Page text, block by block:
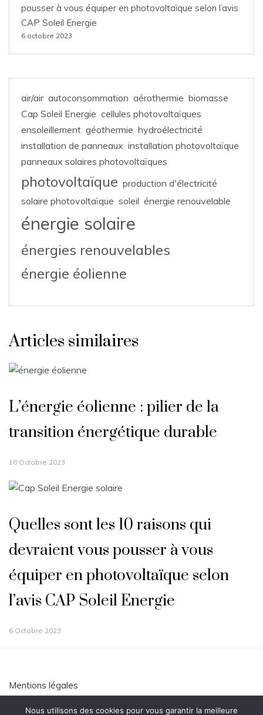
pousser à vous équiper en photovoltaïque selon l’avis
CAP Soleil Energie
6 octobre 2023
air/air autoconsommation aérothermie biomasse
Cap Soleil Energie cellules photovoltaïques
ensoleillement géothermie hydroélectricité
installation de panneaux installation photovoltaïque
panneaux solaires photovoltaïques
photovoltaïque production d'électricité
solaire photovoltaïque soleil énergie renouvelable
énergie solaire
énergies renouvelables
énergie éolienne
Articles similaires
L’énergie éolienne : pilier de la
transition énergétique durable
18 Octobre 2023
Quelles sont les 10 raisons qui
devraient vous pousser à vous
équiper en photovoltaïque selon
l’avis CAP Soleil Energie
6 Octobre 2023
Mentions légales
Nous utilisons des cookies pour vous garantir la meilleure